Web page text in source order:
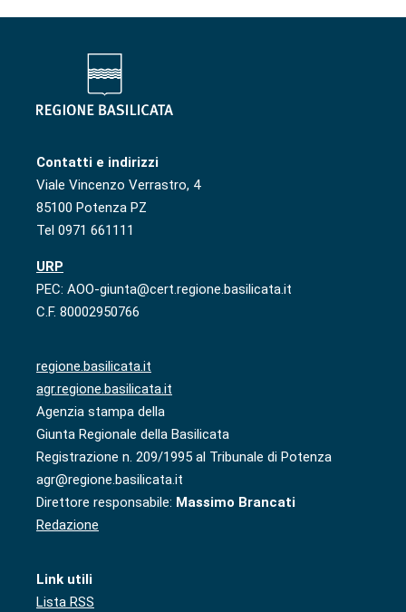
Contatti e indirizzi
Viale Vincenzo Verrastro, 4
85100 Potenza PZ
Tel 0971 661111
URP
PEC: AOO-giunta@cert.regione.basilicata.it
C.F. 80002950766
regione.basilicata.it
agr.regione.basilicata.it
Agenzia stampa della
Giunta Regionale della Basilicata
Registrazione n. 209/1995 al Tribunale di Potenza
agr@regione.basilicata.it
Direttore responsabile: Massimo Brancati
Redazione
Link utili
Lista RSS